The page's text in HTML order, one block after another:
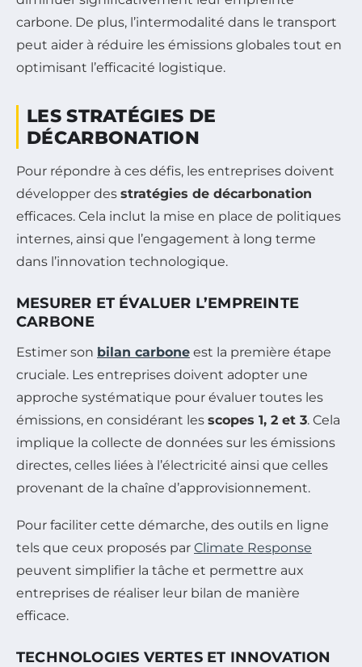
carbone. De plus, l’intermodalité dans le transport
peut aider à réduire les émissions globales tout en
optimisant l’efficacité logistique.
LES STRATÉGIES DE
DÉCARBONATION
Pour répondre à ces défis, les entreprises doivent
développer des stratégies de décarbonation
efficaces. Cela inclut la mise en place de politiques
internes, ainsi que l’engagement à long terme
dans l’innovation technologique.
MESURER ET ÉVALUER L’EMPREINTE
CARBONE
Estimer son bilan carbone est la première étape
cruciale. Les entreprises doivent adopter une
approche systématique pour évaluer toutes les
émissions, en considérant les scopes 1, 2 et 3. Cela
implique la collecte de données sur les émissions
directes, celles liées à l’électricité ainsi que celles
provenant de la chaîne d’approvisionnement.
Pour faciliter cette démarche, des outils en ligne
tels que ceux proposés par Climate Response
peuvent simplifier la tâche et permettre aux
entreprises de réaliser leur bilan de manière
efficace.
TECHNOLOGIES VERTES ET INNOVATION